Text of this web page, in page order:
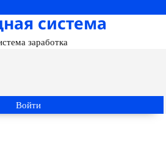
система
заработка
Войти